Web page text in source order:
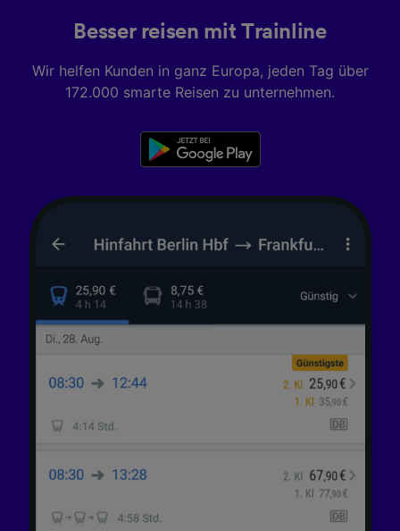
Besser reisen mit Trainline
Wir helfen Kunden in ganz Europa, jeden Tag über
172.000 smarte Reisen zu unternehmen.